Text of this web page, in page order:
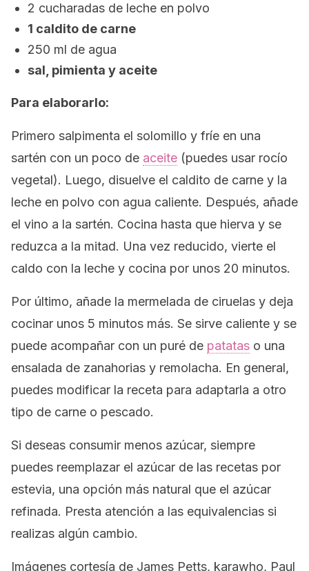
2 cucharadas de leche en polvo
1 caldito de carne
250 ml de agua
sal, pimienta y aceite
Para elaborarlo:
Primero salpimenta el solomillo y fríe en una
sartén con un poco de aceite (puedes usar rocío
vegetal). Luego, disuelve el caldito de carne y la
leche en polvo con agua caliente. Después, añade
el vino a la sartén. Cocina hasta que hierva y se
reduzca a la mitad. Una vez reducido, vierte el
caldo con la leche y cocina por unos 20 minutos.
Por último, añade la mermelada de ciruelas y deja
cocinar unos 5 minutos más. Se sirve caliente y se
puede acompañar con un puré de patatas o una
ensalada de zanahorias y remolacha. En general,
puedes modificar la receta para adaptarla a otro
tipo de carne o pescado.
Si deseas consumir menos azúcar, siempre
puedes reemplazar el azúcar de las recetas por
estevia, una opción más natural que el azúcar
refinada. Presta atención a las equivalencias si
realizas algún cambio.
Imágenes cortesía de James Petts, karawho, Paul